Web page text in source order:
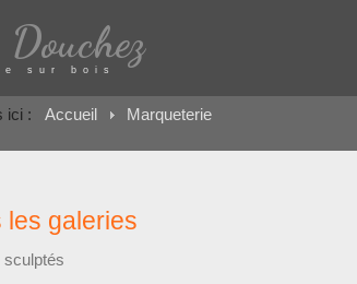
sur bois
ici : Accueil Marqueterie
les galeries
sculptés